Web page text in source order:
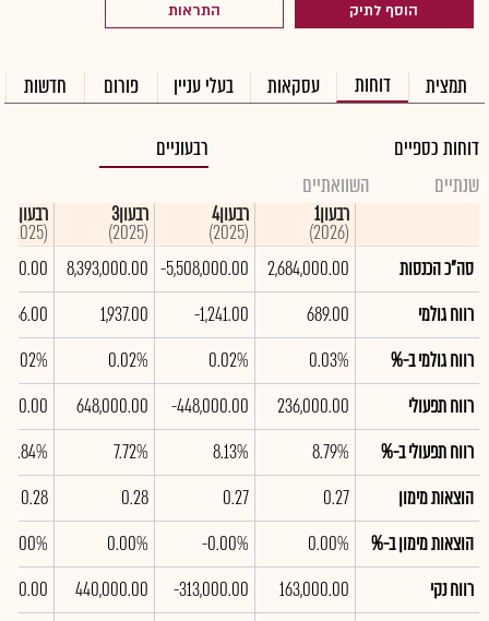
הוסף לתיק התראות
תמצית דוחות עסקאות בעלי עניין פורום חדשות
דוחות כספיים
רבעוניים
שנתיים
השוואתיים
רבעון1
(2026)
רבעון4
(2025)
רבעון3
(2025)
רבעון2
(2025)
סה"כ הכנסות
2,684,000.00
-5,508,000.00
8,393,000.00
רווח גולמי
689.00
-1,241.00
1,937.00
רווח גולמי ב-%
0.03%
0.02%
0.02%
0.02%
רווח תפעולי
236,000.00
-448,000.00
648,000.00
רווח תפעולי ב-%
8.79%
8.13%
7.72%
7.84%
הוצאות מימון
0.27
0.27
0.28
0.28
הוצאות מימון ב-%
0.00%
-0.00%
0.00%
0.00%
רווח נקי
163,000.00
-313,000.00
440,000.00